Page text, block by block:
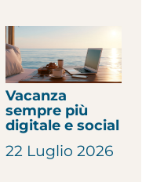
Vacanza
sempre più
digitale e social
22 Luglio 2026